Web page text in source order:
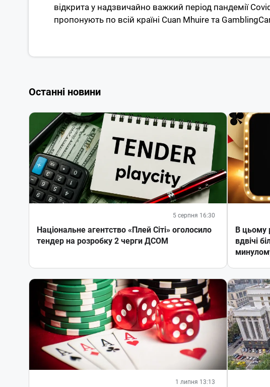
відкрита у надзвичайно важкий період пандемії
пропонують по всій країні Cuan Mhuire та
Останні новини
5 серпня 16:30
Національне агентство «Плей Сіті» оголосило
тендер на розробку 2 черги ДСОМ
В цьому
вдвічі
1 липня 13:13